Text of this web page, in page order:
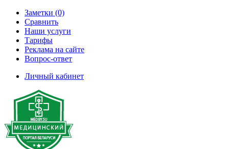
Заметки (0)
Сравнить
Наши услуги
Тарифы
Реклама на сайте
Вопрос-ответ
Личный кабинет